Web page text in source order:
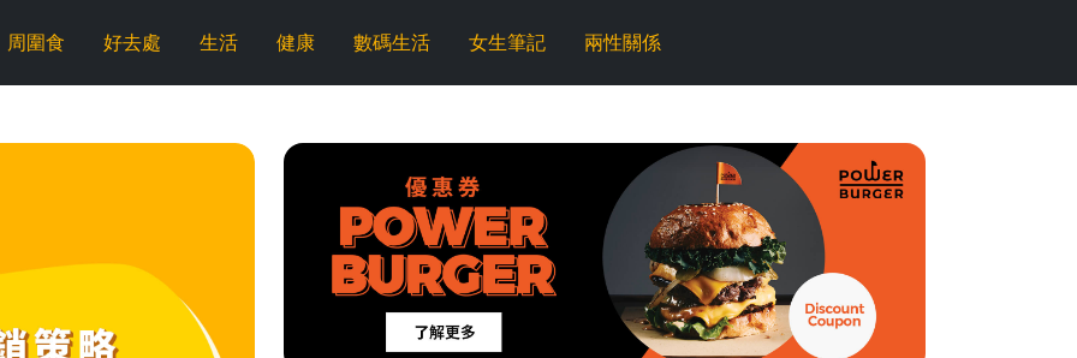
周圍食 好去處 生活 健康 數碼生活 女生筆記 兩性關係